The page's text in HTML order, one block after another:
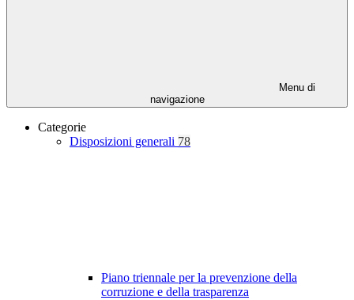
Menu di
navigazione
Categorie
Disposizioni generali 78
Piano triennale per la prevenzione della
corruzione e della trasparenza